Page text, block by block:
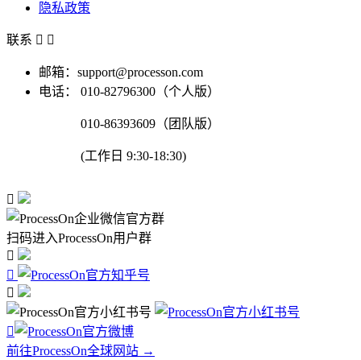
隐私政策
联系  
邮箱：support@processon.com
电话：
010-82796300（个人版）
010-86393609（团队版）
(工作日 9:30-18:30)

扫码进入ProcessOn用户群




前往ProcessOn全球网站 →